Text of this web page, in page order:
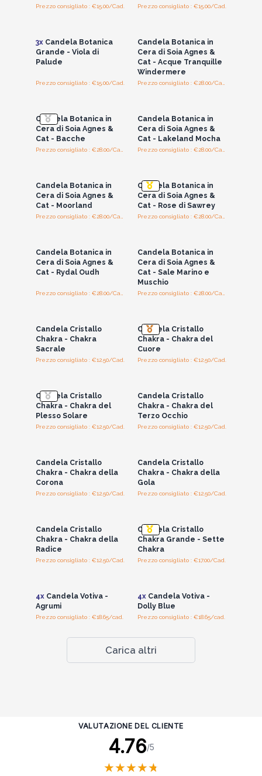
Prezzo consigliato : €15.00/Cad. Prezzo consigliato : €15.00/Cad.
3xCandela Botanica
Grande - Viola di
Palude
Prezzo consigliato : €15.00/Cad.
Candela Botanica in
Cera di Soia Agnes &
Cat - Acque Tranquille
Windermere
Candela Botanica in
Cera di Soia Agnes &
Cat - Bacche
Candela Botanica in
Cera di Soia Agnes &
Cat - Lakeland Mocha
Candela Botanica in
Cera di Soia Agnes &
Cat - Moorland
Candela Botanica in
Cera di Soia Agnes &
Cat - Rose di Sawrey
Candela Botanica in
Cera di Soia Agnes &
Cat - Rydal Oudh
Candela Botanica in
Cera di Soia Agnes &
Cat - Sale Marino e
Muschio
Candela Cristallo
Chakra - Chakra
Sacrale
Prezzo consigliato : €12.50/Cad.
Candela Cristallo
Chakra - Chakra del
Cuore
Prezzo consigliato : €12.50/Cad.
Candela Cristallo
Chakra - Chakra del
Plesso Solare
Prezzo consigliato : €12.50/Cad.
Candela Cristallo
Chakra - Chakra del
Terzo Occhio
Prezzo consigliato : €12.50/Cad.
Candela Cristallo
Chakra - Chakra della
Corona
Prezzo consigliato : €12.50/Cad.
Candela Cristallo
Chakra - Chakra della
Gola
Prezzo consigliato : €12.50/Cad.
Candela Cristallo
Chakra - Chakra della
Radice
Prezzo consigliato : €12.50/Cad.
Candela Cristallo
Chakra Grande - Sette
Chakra
Prezzo consigliato : €17.00/Cad.
4xCandela Votiva -
Agrumi
Prezzo consigliato : €18.65/cad.
4xCandela Votiva -
Dolly Blue
Prezzo consigliato : €18.65/cad.
Carica altri
VALUTAZIONE DEL CLIENTE
4.76/5
★★★★★
★★★★★